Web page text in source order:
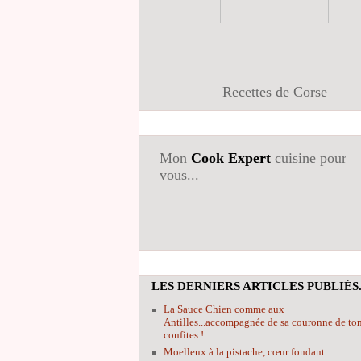
Recettes de Corse
Mon Cook Expert cuisine pour
vous...
LES DERNIERS ARTICLES
La Sauce Chien comme aux
Antilles...accompagnée de sa couronne de
confites !
Moelleux à la pistache, cœur fondant